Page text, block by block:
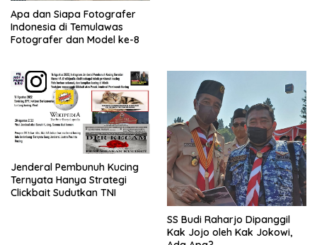
Apa dan Siapa Fotografer
Indonesia di Temulawas
Fotografer dan Model ke-8
Jenderal Pembunuh Kucing
Ternyata Hanya Strategi
Clickbait Sudutkan TNI
SS Budi Raharjo Dipanggil
Kak Jojo oleh Kak Jokowi,